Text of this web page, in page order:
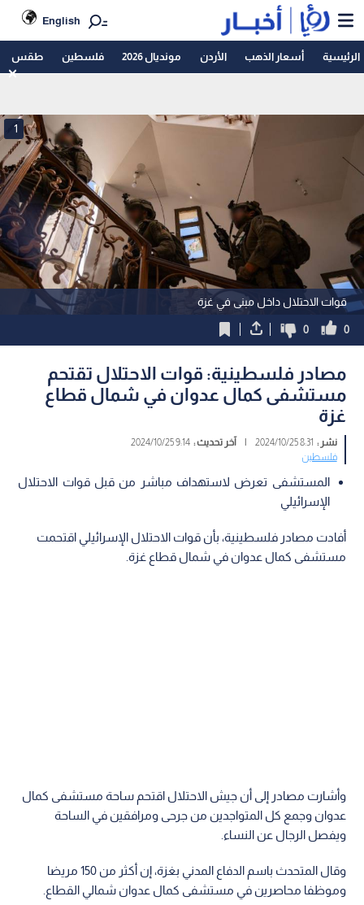
English
الرئيسية أسعار الذهب الأردن مونديال 2026 فلسطين طقس
قوات الاحتلال داخل مبنى في غزة
1
0
0
مصادر فلسطينية: قوات الاحتلال تقتحم
مستشفى كمال عدوان في شمال قطاع
غزة
نشر : 8:31 2024/10/25
| آخر تحديث :9:14 2024/10/25
فلسطين
المستشفى تعرض لاستهداف مباشر من قبل قوات الاحتلال
الإسرائيلي
أفادت مصادر فلسطينية، بأن قوات الاحتلال الإسرائيلي اقتحمت
مستشفى كمال عدوان في شمال قطاع غزة.
وأشارت مصادر إلى أن جيش الاحتلال اقتحم ساحة مستشفى كمال
عدوان وجمع كل المتواجدين من جرحى ومرافقين في الساحة
ويفصل الرجال عن النساء.
وقال المتحدث باسم الدفاع المدني بغزة، إن أكثر من 150 مريضا
وموظفا محاصرين في مستشفى كمال عدوان شمالي القطاع.